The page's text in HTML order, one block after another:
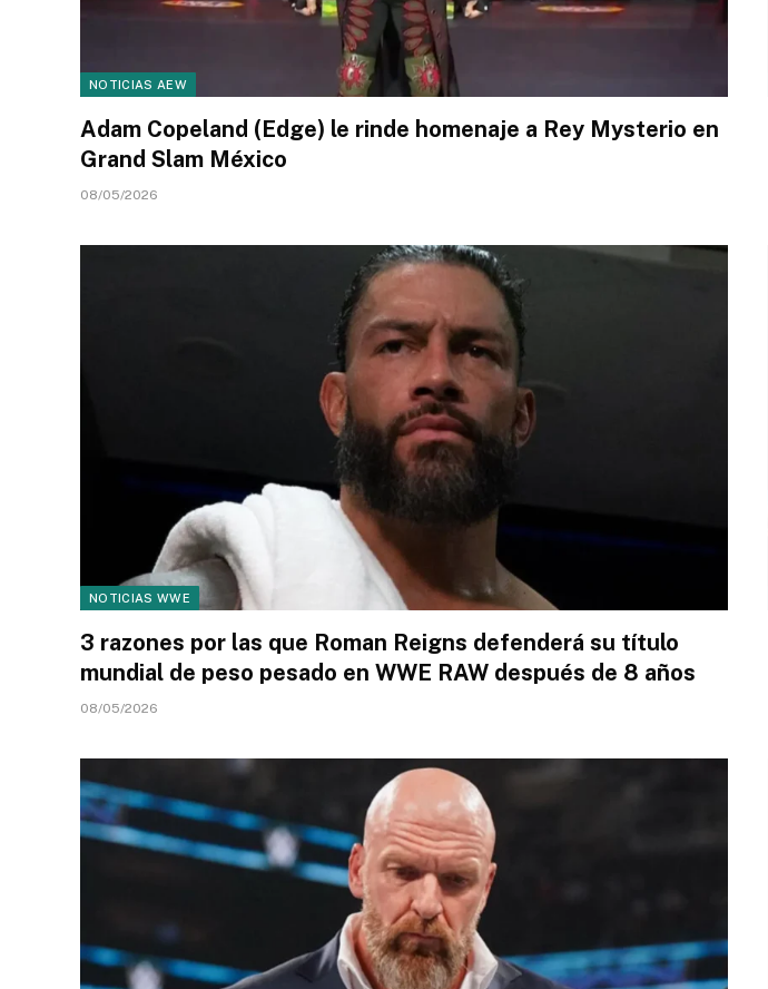
NOTICIAS AEW
Adam Copeland (Edge) le rinde homenaje a Rey Mysterio en
Grand Slam México
08/05/2026
NOTICIAS WWE
3 razones por las que Roman Reigns defenderá su título
mundial de peso pesado en WWE RAW después de 8 años
08/05/2026